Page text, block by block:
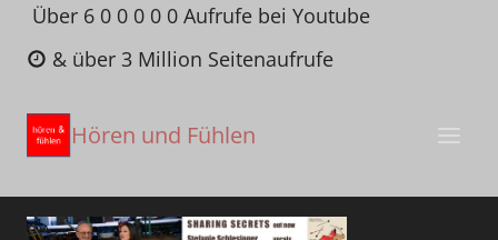
Zum
Inhalt
springen
Über 6 0 0 0 0 0 Aufrufe bei Youtube
& über 3 Million Seitenaufrufe
Hören und Fühlen